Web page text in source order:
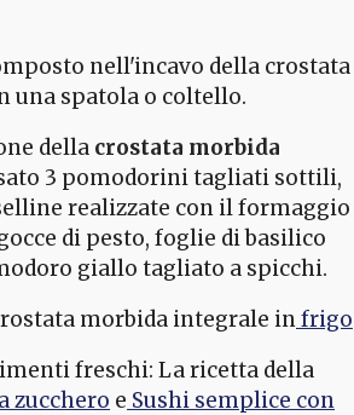
nell'incavo della crostata
una spatola o coltello.
della crostata morbida
3 pomodorini tagliati sottili,
realizzate con il formaggio
di pesto, foglie di basilico
giallo tagliato a spicchi.
morbida integrale infrigo
freschi: La ricetta della
zucchero e Sushi semplice con